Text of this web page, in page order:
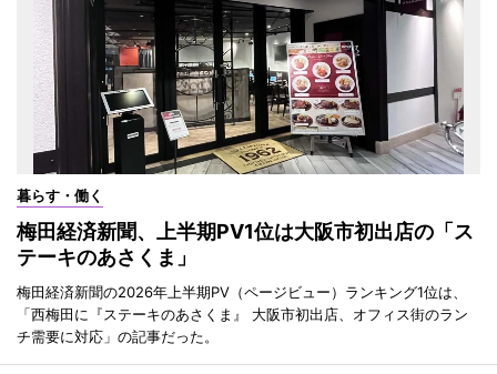
暮らす・働く
梅田経済新聞、上半期PV1位は大阪市初出店の「ス
テーキのあさくま」
梅田経済新聞の2026年上半期PV（ページビュー）ランキング1位は、
「西梅田に『ステーキのあさくま』 大阪市初出店、オフィス街のラン
チ需要に対応」の記事だった。